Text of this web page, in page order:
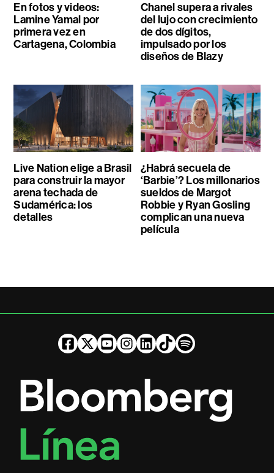
En fotos y videos:
Lamine Yamal por
primera vez en
Cartagena, Colombia
Chanel supera a rivales
del lujo con crecimiento
de dos dígitos,
impulsado por los
diseños de Blazy
Live Nation elige a Brasil
para construir la mayor
arena techada de
Sudamérica: los
detalles
¿Habrá secuela de
‘Barbie’? Los millonarios
sueldos de Margot
Robbie y Ryan Gosling
complican una nueva
película